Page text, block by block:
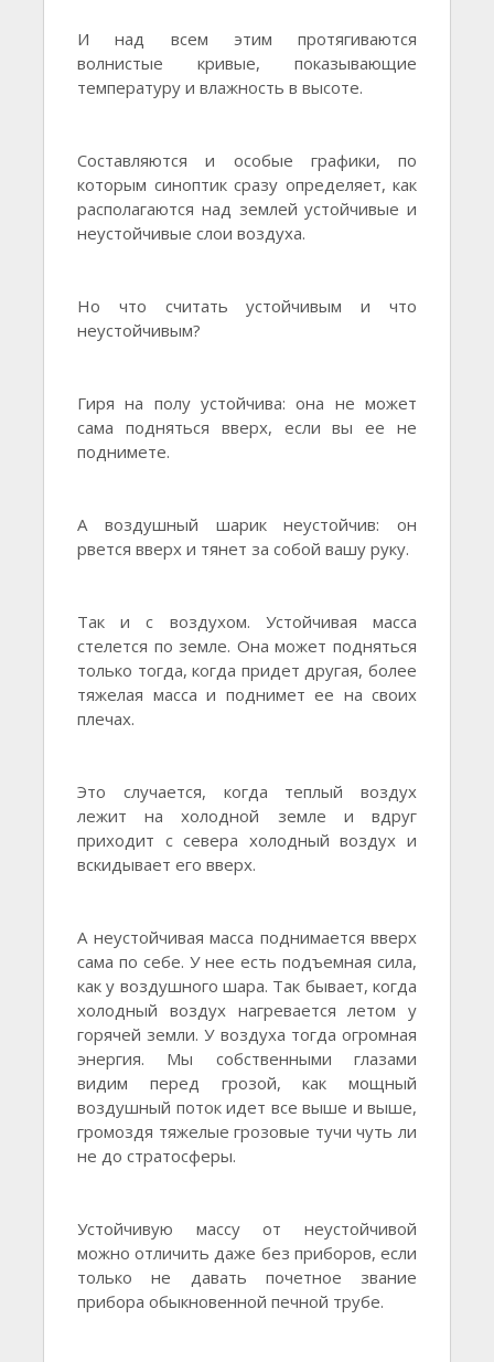
И над всем этим протягиваются
волнистые кривые, показывающие
температуру и влажность в высоте.
Составляются и особые графики, по
которым синоптик сразу определяет, как
располагаются над землей устойчивые и
неустойчивые слои воздуха.
Но что считать устойчивым и что
неустойчивым?
Гиря на полу устойчива: она не может
сама подняться вверх, если вы ее не
поднимете.
А воздушный шарик неустойчив: он
рвется вверх и тянет за собой вашу руку.
Так и с воздухом. Устойчивая масса
стелется по земле. Она может подняться
только тогда, когда придет другая, более
тяжелая масса и поднимет ее на своих
плечах.
Это случается, когда теплый воздух
лежит на холодной земле и вдруг
приходит с севера холодный воздух и
вскидывает его вверх.
А неустойчивая масса поднимается вверх
сама по себе. У нее есть подъемная сила,
как у воздушного шара. Так бывает, когда
холодный воздух нагревается летом у
горячей земли. У воздуха тогда огромная
энергия. Мы собственными глазами
видим перед грозой, как мощный
воздушный поток идет все выше и выше,
громоздя тяжелые грозовые тучи чуть ли
не до стратосферы.
Устойчивую массу от неустойчивой
можно отличить даже без приборов, если
только не давать почетное звание
прибора обыкновенной печной трубе.